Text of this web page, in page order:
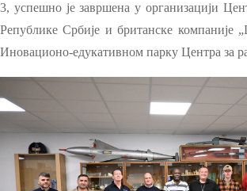
3, успешно је завршена у организацији
Републике Србије и британске компаније „
Иновационо-едукативном парку Центра за